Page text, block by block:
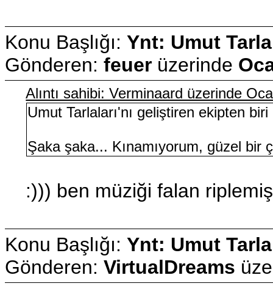
Konu Başlığı: Ynt: Umut
Gönderen: feuer üzerinde
Alıntı sahibi: Verminaard üzerinde
Umut Tarlaları'nı geliştiren ekipten
Şaka şaka... Kınamıyorum, güzel bir
:))) ben müziği falan
Konu Başlığı: Ynt: Umut
Gönderen: VirtualDreams